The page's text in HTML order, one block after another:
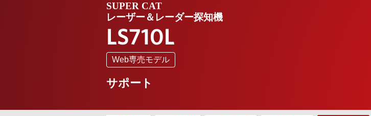
SUPER CAT
レーザー＆レーダー探知機
LS710L
Web専売モデル
サポート